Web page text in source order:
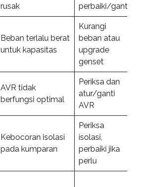
rusak
perbaiki/ganti
Beban terlalu berat
untuk kapasitas
Kurangi
beban atau
upgrade
genset
AVR tidak
berfungsi optimal
Periksa dan
atur/ganti
AVR
Kebocoran isolasi
pada kumparan
Periksa
isolasi,
perbaiki jika
perlu